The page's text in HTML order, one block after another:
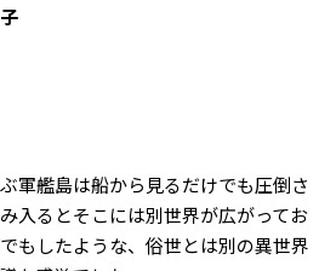
軍艦島は船から見るだけでも圧倒さ
入るとそこには別世界が広がってお
もしたような、俗世とは別の異世界